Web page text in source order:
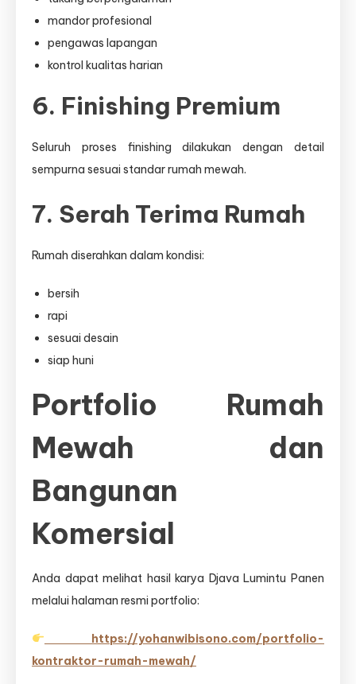
mandor profesional
pengawas lapangan
kontrol kualitas harian
6. Finishing Premium
Seluruh proses finishing dilakukan dengan detail
sempurna sesuai standar rumah mewah.
7. Serah Terima Rumah
Rumah diserahkan dalam kondisi:
bersih
rapi
sesuai desain
siap huni
Portfolio Rumah
Mewah dan
Bangunan
Komersial
Anda dapat melihat hasil karya Djava Lumintu Panen
melalui halaman resmi portfolio:
https://yohanwibisono.com/portfolio-
kontraktor-rumah-mewah/